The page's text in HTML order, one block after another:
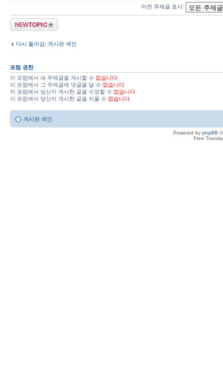
이전 주제글 표시:
새 주제글 올리기
다시 돌아감: 게시판 색인
포럼 권한
이 포럼에서 새 주제글을 게시할 수 없습니다
이 포럼에서 그 주제글에 댓글을 달 수 없습니다
이 포럼에서 당신이 게시한 글을 수정할 수 없습니다
이 포럼에서 당신이 게시한 글을 지울 수 없습니다
게시판 색인
Powered by phpBB
Free